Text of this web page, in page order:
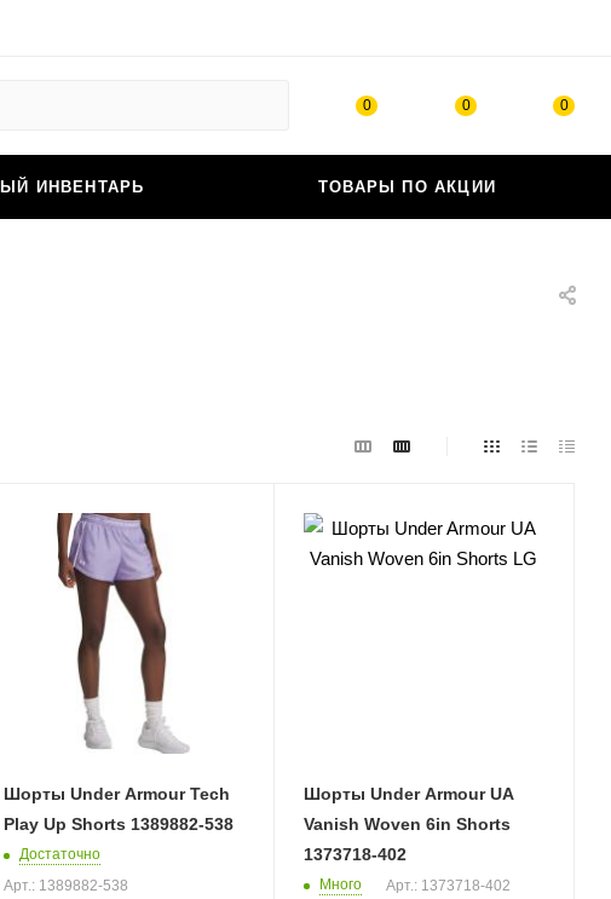
0 0 0
ИНВЕНТАРЬ ТОВАРЫ ПО АКЦИИ
Шорты Under Armour Tech
Play Up Shorts 1389882-538
Достаточно
Арт.: 1389882-538
Шорты Under Armour UA
Vanish Woven 6in Shorts
1373718-402
Много Арт.: 1373718-402